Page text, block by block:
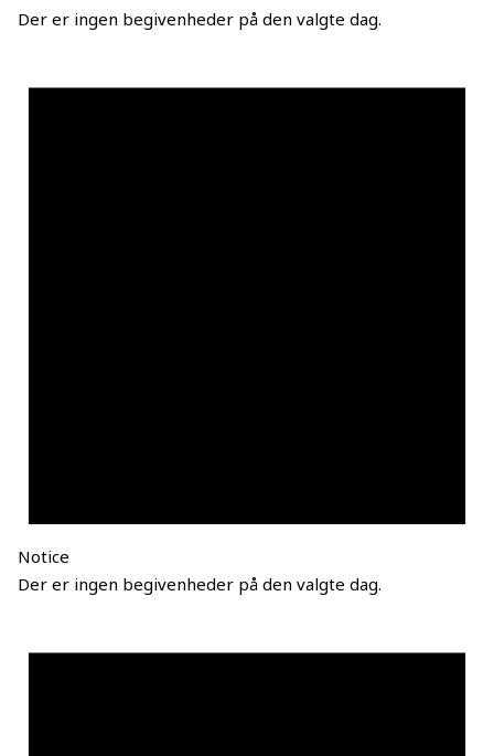
Der er ingen begivenheder på den valgte dag.
Notice
Der er ingen begivenheder på den valgte dag.